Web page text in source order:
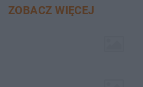
ZOBACZ WIĘCEJ